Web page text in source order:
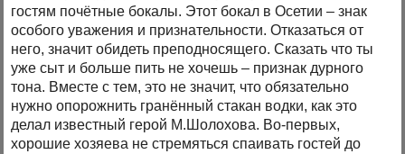
гостям почётные бокалы. Этот бокал в Осетии – знак
особого уважения и признательности. Отказаться от
него, значит обидеть преподносящего. Сказать что ты
уже сыт и больше пить не хочешь – признак дурного
тона. Вместе с тем, это не значит, что обязательно
нужно опорожнить гранённый стакан водки, как это
делал известный герой М.Шолохова. Во-первых,
хорошие хозяева не стремяться спаивать гостей до